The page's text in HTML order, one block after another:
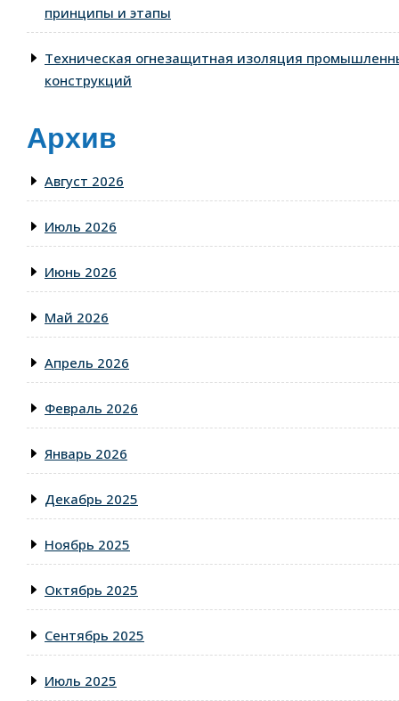
принципы и этапы
Техническая огнезащитная изоляция
конструкций
Архив
Август 2026
Июль 2026
Июнь 2026
Май 2026
Апрель 2026
Февраль 2026
Январь 2026
Декабрь 2025
Ноябрь 2025
Октябрь 2025
Сентябрь 2025
Июль 2025